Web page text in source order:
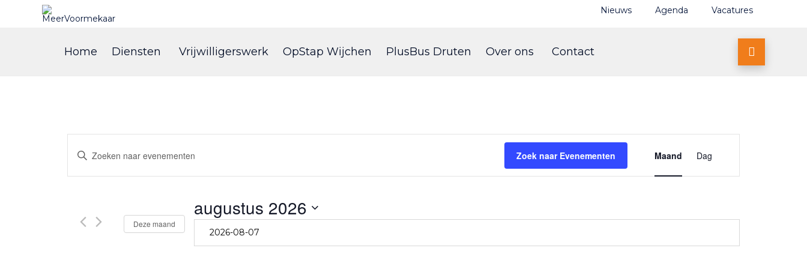
Nieuws Agenda Vacatures
to
Home Diensten Vrijwilligerswerk OpStap Wijchen PlusBus Druten Over ons Contact 
Evenementen
Zoeken
en
een
Evenementen
Zoek naar Evenementen
weergaven
navigatie
Maand Dag
Deze maand
augustus 2026
datum.